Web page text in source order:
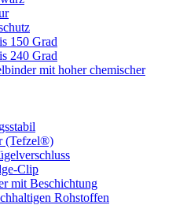
150 Grad
240 Grad
mit hoher chemischer
(Tefzel®)
Clip
mit Beschichtung
Rohstoffen